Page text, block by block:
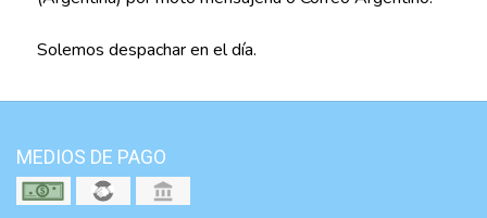
Solemos despachar en el día.
MEDIOS DE PAGO